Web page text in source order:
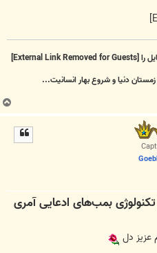
را[External Link Removed for Guests]
دنیا و شروع بهار انسانیت...
ب
ا
دل